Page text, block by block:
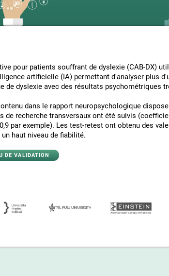
pour patients souffrant de dyslexie (CAB-DX)
artificielle (IA) permettant d'analyser plus
de dyslexie avec des résultats psychométriques
dans le rapport neuropsychologique
de recherche transversaux ont été suivis
par exemple). Les test-retest ont obtenu des
haut niveau de fiabilité.
DE VALIDATION